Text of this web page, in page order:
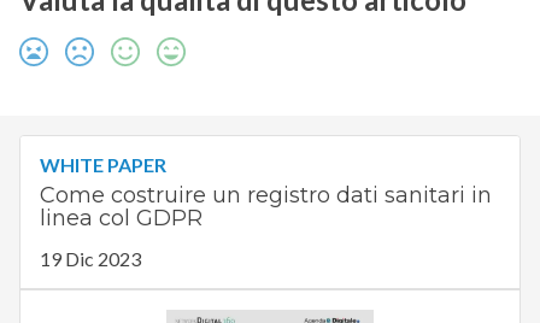
WHITE PAPER
Come costruire un registro dati sanitari in
linea col GDPR
19 Dic 2023